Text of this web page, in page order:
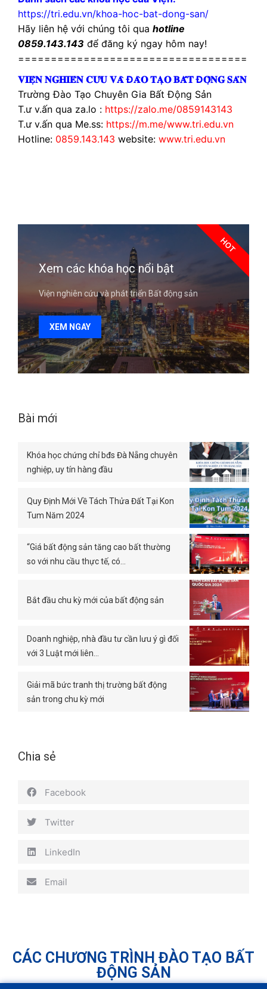
https://tri.edu.vn/khoa-hoc-bat-dong-san/
Hãy liên hệ với chúng tôi qua hotline
0859.143.143 để đăng ký ngay hôm nay!
===================================
𝐕𝐈𝐄̣̂𝐍 𝐍𝐆𝐇𝐈𝐄̂𝐍 𝐂𝐔̛́𝐔 𝐕𝐀̀ Đ𝐀̀𝐎 𝐓𝐀̣𝐎 𝐁𝐀̂́𝐓 Đ𝐎̣̂𝐍𝐆 𝐒𝐀̉𝐍
Trường Đào Tạo Chuyên Gia Bất Động Sản
T.ư v.ấn qua za.lo : https://zalo.me/0859143143
T.ư v.ấn qua Me.ss: https://m.me/www.tri.edu.vn
Hotline: 0859.143.143 website: www.tri.edu.vn
Xem các khóa học nổi bật
Viện nghiên cứu và phát triển Bất động sản
XEM NGAY
HOT
Bài mới
Khóa học chứng chỉ bđs Đà Nẵng chuyên
nghiệp, uy tín hàng đầu
Quy Định Mới Về Tách Thửa Đất Tại Kon
Tum Năm 2024
“Giá bất động sản tăng cao bất thường
so với nhu cầu thực tế, có…
Bắt đầu chu kỳ mới của bất động sản
Doanh nghiệp, nhà đầu tư cần lưu ý gì đối
với 3 Luật mới liên…
Giải mã bức tranh thị trường bất động
sản trong chu kỳ mới
Chia sẻ
Facebook
Twitter
LinkedIn
Email
CÁC CHƯƠNG TRÌNH ĐÀO TẠO BẤT
ĐỘNG SẢN